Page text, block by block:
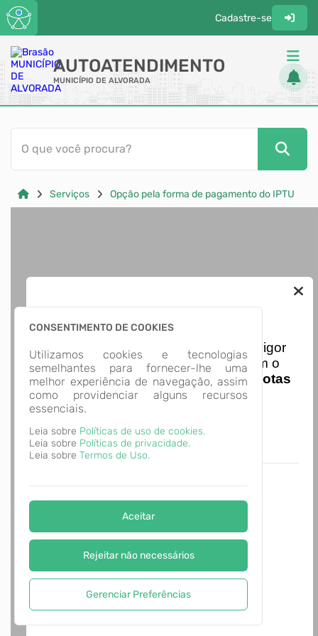
Cadastre-se
AUTOATENDIMENTO
MUNICÍPIO DE ALVORADA
ACESSO RÁPIDO
Acessibilidade
Diário Oficial
O que você procura?
Serviços Opção pela forma de pagamento do IPTU
CONSENTIMENTO DE COOKIES
Utilizamos cookies e tecnologias
semelhantes para fornecer-lhe uma
melhor experiência de navegação, assim
como providenciar alguns recursos
essenciais.
Leia sobre Políticas de uso de cookies.
Leia sobre Políticas de privacidade.
Leia sobre Termos de Uso.
Aceitar
Rejeitar não necessários
Gerenciar Preferências
Nota Nacional
Iniciando em 01/01/2026
entra em vigor
a obrigatoriedade de integração com o
Ambiente de Dados Nacional das
Notas
de Serviço Eletrônicas
com isso
entraram em vigor
acesse o link abaixo e saiba mais.
Autoatendimento - MUNICÍPIO DE
ALVORADA